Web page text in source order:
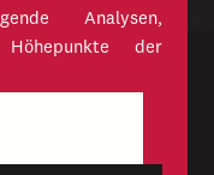
Analysen,
der